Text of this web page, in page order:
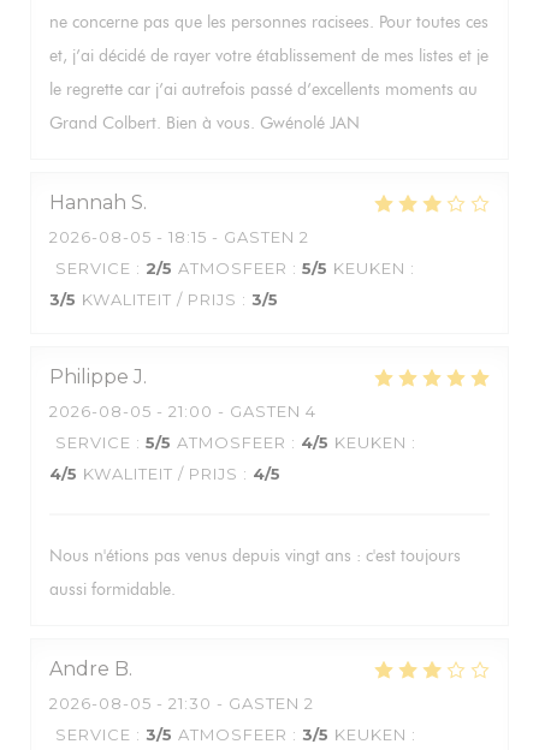
ne concerne pas que les personnes racisees. Pour toutes ces
et, j’ai décidé de rayer votre établissement de mes listes et je
le regrette car j’ai autrefois passé d’excellents moments au
Grand Colbert. Bien à vous. Gwénolé JAN
Hannah S
2026-08-05 - 18:15 - GASTEN 2
SERVICE : 2/5 ATMOSFEER : 5/5 KEUKEN :
3/5 KWALITEIT / PRIJS : 3/5
Philippe J
2026-08-05 - 21:00 - GASTEN 4
SERVICE : 5/5 ATMOSFEER : 4/5 KEUKEN :
4/5 KWALITEIT / PRIJS : 4/5
Nous n'étions pas venus depuis vingt ans : c'est toujours
aussi formidable.
Andre B
2026-08-05 - 21:30 - GASTEN 2
SERVICE : 3/5 ATMOSFEER : 3/5 KEUKEN :